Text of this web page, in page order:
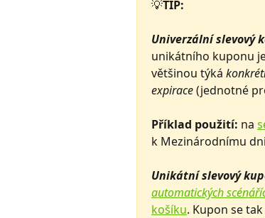
💡TIP:
Univerzální slevový
unikátního kuponu
většinou týká
expirace (jednotné
Příklad použití: na
k Mezinárodnímu
Unikátní slevový
automatických
košíku. Kupon se